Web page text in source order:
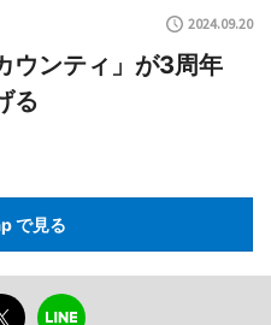
2024.09.20
ウンティ」が3周年
る
で見る